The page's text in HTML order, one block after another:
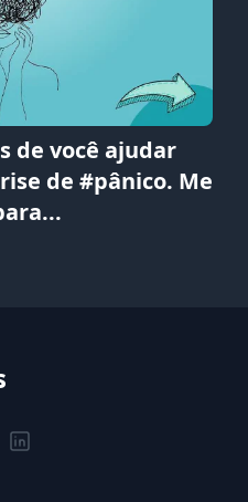
de você ajudar
de #pânico. Me